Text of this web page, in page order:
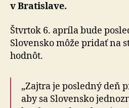
v Bratislave.
Štvrtok 6. apríla bude
Slovensko môže pridať na
hodnôt.
„Zajtra je posledný deň
aby sa Slovensko